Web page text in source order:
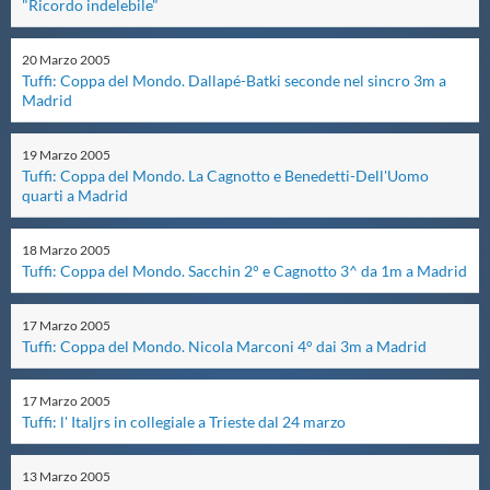
Master
Formazione
GUG
Scuole Nuoto
Propaganda
Centri Federali
Area Legislativa
"Ricordo indelebile"
20 Marzo2005
Tuffi: Coppa del Mondo. Dallapé-Batki seconde nel sincro 3m a
Madrid
19 Marzo2005
Tuffi: Coppa del Mondo. La Cagnotto e Benedetti-Dell'Uomo
quarti a Madrid
18 Marzo2005
Tuffi: Coppa del Mondo. Sacchin 2° e Cagnotto 3^ da 1m a Madrid
17 Marzo2005
Tuffi: Coppa del Mondo. Nicola Marconi 4° dai 3m a Madrid
17 Marzo2005
Tuffi: l' Italjrs in collegiale a Trieste dal 24 marzo
13 Marzo2005